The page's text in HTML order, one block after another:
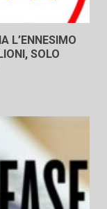
L’ENNESIMO
SOLO